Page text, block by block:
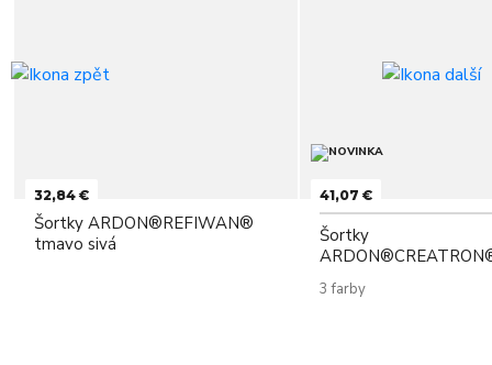
32,84 €
Šortky ARDON®REFIWAN®
tmavo sivá
41,07 €
Šortky
3 farby